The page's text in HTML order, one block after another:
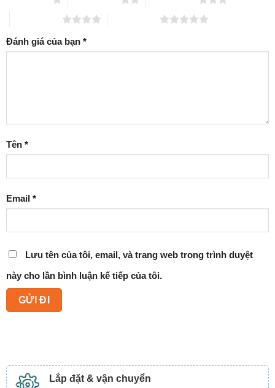
Đánh giá của bạn *
Tên *
Email *
Lưu tên của tôi, email, và trang web trong trình duyệt
này cho lần bình luận kế tiếp của tôi.
Lắp đặt & vận chuyển